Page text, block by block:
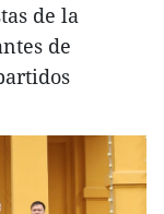
de la
de